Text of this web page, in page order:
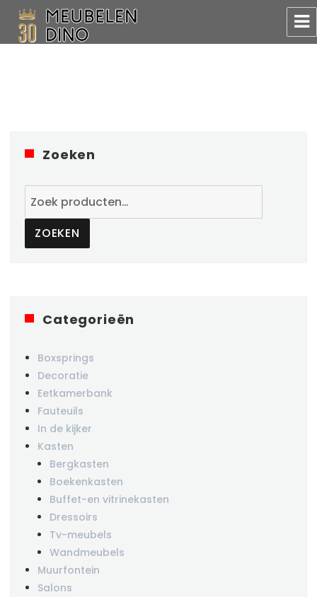
Zoeken
naar:
ZOEKEN
Categorieën
Boxsprings
Decoratie
Eetkamerbank
Fauteuils
In de kijker
Kasten
Bergkasten
Boekenkasten
Buffet-en vitrinekasten
Dressoirs
Tv-meubels
Wandmeubels
Muurfontein
Salons